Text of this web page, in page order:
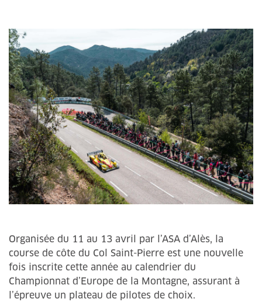
Organisée du 11 au 13 avril par l’ASA d’Alès, la
course de côte du Col Saint-Pierre est une nouvelle
fois inscrite cette année au calendrier du
Championnat d’Europe de la Montagne, assurant à
l’épreuve un plateau de pilotes de choix.